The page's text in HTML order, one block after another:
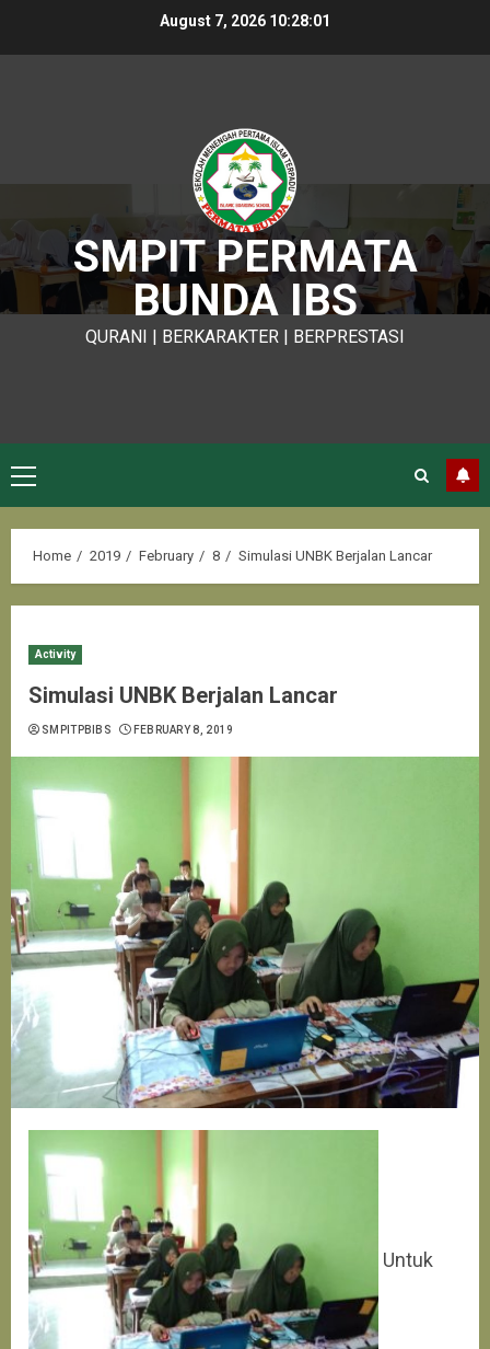
August 7, 2026 10:28:02
SMPIT PERMATA
BUNDA IBS
QURANI | BERKARAKTER | BERPRESTASI
Primary
Menu
Home 2019 February 8 Simulasi UNBK Berjalan Lancar
Activity
Simulasi UNBK Berjalan Lancar
SMPITPBIBS FEBRUARY 8, 2019
Untuk